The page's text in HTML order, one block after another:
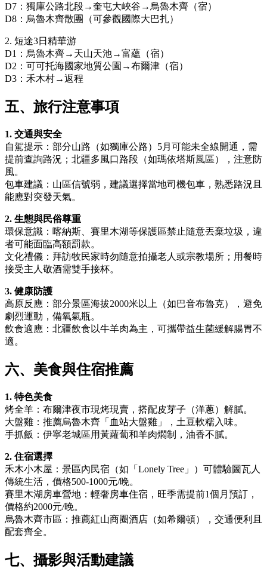
D7：獨庫公路北段→奎屯大峽谷→烏魯木齊（宿）
D8：烏魯木齊散團（可參觀國際大巴扎）
2. 短途3日精華游
D1：烏魯木齊→天山天池→富蘊（宿）
D2：可可托海國家地質公園→布爾津（宿）
D3：禾木村→返程
五、旅行注意事項
1. 交通與安全
自駕提示：部分山路（如獨庫公路）5月可能未全線開通，需
提前查詢路況；北疆多風口路段（如瑪依塔斯風區），注意防
風。
包車建議：山區信號弱，建議選擇當地司機包車，熟悉路況且
能應對突發天氣。
2. 生態與民俗尊重
環保意識：喀納斯、賽里木湖等保護區禁止隨意丟棄垃圾，違
者可能面臨高額罰款。
文化禮儀：拜訪牧民家時勿隨意拍攝老人或宗教場所；用餐時
接受主人敬酒需雙手接杯。
3. 健康防護
高原反應：部分景區海拔2000米以上（如巴音布魯克），避免
劇烈運動，備氧氣瓶。
飲食適應：北疆飲食以牛羊肉為主，可攜帶益生菌緩解腸胃不
適。
六、美食與住宿推薦
1. 特色美食
烤全羊：布爾津夜市現烤現賣，搭配皮芽子（洋蔥）解膩。
大盤雞：推薦烏魯木齊「血站大盤雞」，土豆軟糯入味。
手抓飯：伊寧老城區用黃蘿蔔和羊肉燜制，油香不膩。
2. 住宿選擇
禾木小木屋：景區內民宿（如「Lonely Tree」）可體驗圖瓦人
傳統生活，價格500-1000元/晚。
賽里木湖房車營地：輕奢房車住宿，旺季需提前1個月預訂，
價格約2000元/晚。
烏魯木齊市區：推薦紅山商圈酒店（如希爾頓），交通便利且
配套齊全。
七、攝影與活動建議